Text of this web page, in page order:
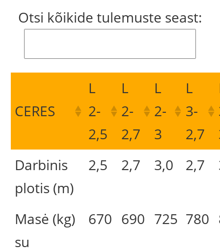
Otsi kõikide tulemuste seast:
CERES
L
2-
2,5
L
2-
2,7
L
2-
3
L
3-
2,7
Darbinis
plotis (m)
2,5 2,7 3,0 2,7
Masė (kg)
su
670 690 725 780